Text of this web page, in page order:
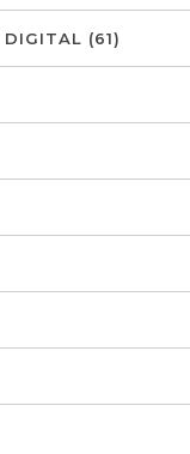
DIGITAL (61)